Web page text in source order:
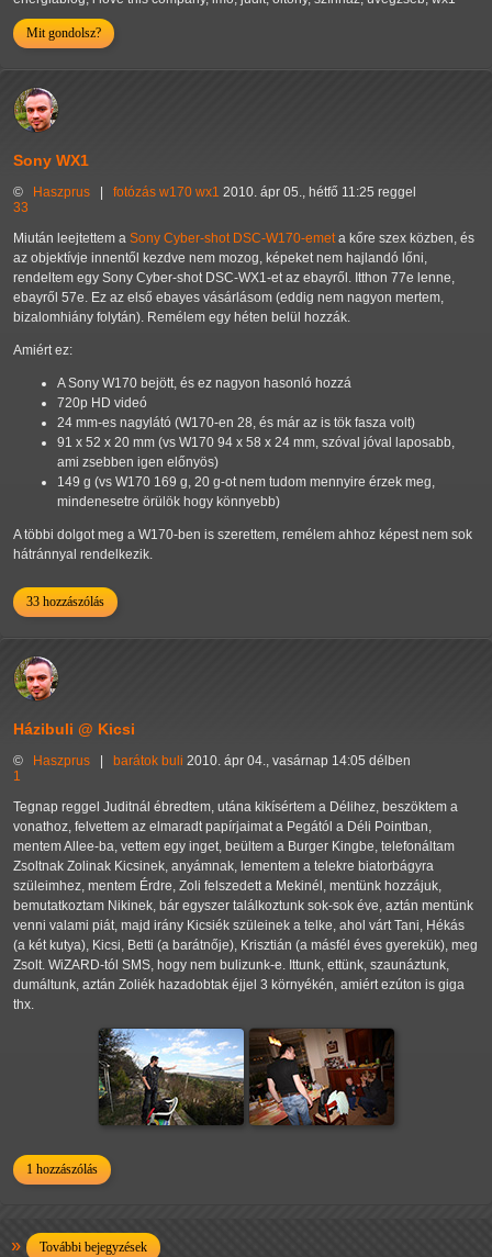
Mit gondolsz?
Sony WX1
© Haszprus fotózás w170 wx1 2010. ápr 05., hétfő 11:25 reggel
33
Miután leejtettem a Sony Cyber-shot DSC-W170-emeta kőre szex közben, és
az objektívje innentől kezdve nem mozog, képeket nem hajlandó lőni,
rendeltem egy Sony Cyber-shot DSC-WX1-et az ebayről. Itthon 77e lenne,
ebayről 57e. Ez az első ebayes vásárlásom (eddig nem nagyon mertem,
bizalomhiány folytán). Remélem egy héten belül hozzák.
Amiért ez:
A Sony W170 bejött, és ez nagyon hasonló hozzá
720p HD videó
24 mm-es nagylátó (W170-en 28, és már az is tök fasza volt)
91 x 52 x 20 mm (vs W170 94 x 58 x 24 mm, szóval jóval laposabb,
ami zsebben igen előnyös)
149 g (vs W170 169 g, 20 g-ot nem tudom mennyire érzek meg,
mindenesetre örülök hogy könnyebb)
A többi dolgot meg a W170-ben is szerettem, remélem ahhoz képest nem sok
hátránnyal rendelkezik.
33 hozzászólás
Házibuli @ Kicsi
© Haszprus barátok buli 2010. ápr 04., vasárnap 14:05 délben
1
Tegnap reggel Juditnál ébredtem, utána kikísértem a Délihez, beszöktem a
vonathoz, felvettem az elmaradt papírjaimat a Pegától a Déli Pointban,
mentem Allee-ba, vettem egy inget, beültem a Burger Kingbe, telefonáltam
Zsoltnak Zolinak Kicsinek, anyámnak, lementem a telekre biatorbágyra
szüleimhez, mentem Érdre, Zoli felszedett a Mekinél, mentünk hozzájuk,
bemutatkoztam Nikinek, bár egyszer találkoztunk sok-sok éve, aztán mentünk
venni valami piát, majd irány Kicsiék szüleinek a telke, ahol várt Tani, Hékás
(a két kutya), Kicsi, Betti (a barátnője), Krisztián (a másfél éves gyerekük), meg
Zsolt. WiZARD-tól SMS, hogy nem bulizunk-e. Ittunk, ettünk, szaunáztunk,
dumáltunk, aztán Zoliék hazadobtak éjjel 3 környékén, amiért ezúton is giga
thx.
1 hozzászólás
További bejegyzések